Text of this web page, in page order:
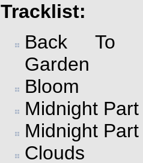
Tracklist:
Back To
Garden
Bloom
Midnight Part
Midnight Part
Clouds